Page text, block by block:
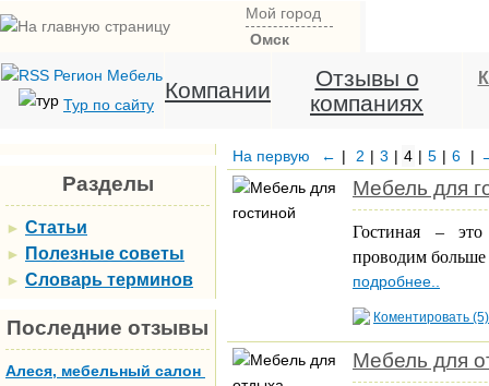
Мой город
Омск
Тур по сайту
Компании
Отзывы о
компаниях
Разделы
► Статьи
► Полезные советы
► Словарь терминов
Последние отзывы
Алеся, мебельный салон
На первую ← | 2 | 3 | 4 | 5 | 6 |
Мебель для
Гостиная –
проводим больше
подробнее..
Коментировать (5)
Мебель для